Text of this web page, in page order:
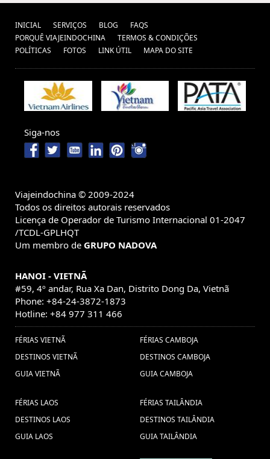
INICIAL SERVIÇOS BLOG
FAQS
PORQUÊ VIAJEINDOCHINA
TERMOS & CONDIÇÕES
POLÍTICAS
FOTOS LINK ÚTIL MAPA DO SITE
Siga-nos
Viajeindochina © 2009-2024
Todos os direitos autorais reservados
Licença de Operador de Turismo Internacional 01-2047
/TCDL-GPLHQT
Um membro de GRUPO NADOVA
HANOI - VIETNÃ
#59, 4º andar, Rua Xa Dan, Distrito Dong Da, Vietnã
Phone: +84-24-3872-1873
Hotline: +84 977 311 466
FÉRIAS VIETNÃ
DESTINOS VIETNÃ
GUIA VIETNÃ
FÉRIAS CAMBOJA
DESTINOS CAMBOJA
GUIA CAMBOJA
FÉRIAS LAOS
DESTINOS LAOS
GUIA LAOS
FÉRIAS TAILÂNDIA
DESTINOS TAILÂNDIA
GUIA TAILÂNDIA